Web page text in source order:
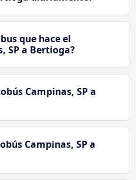
que hace el
SP a Bertioga?
Campinas, SP a
Campinas, SP a